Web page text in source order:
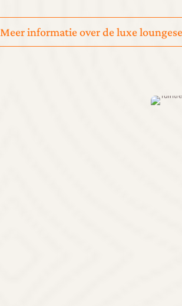
Meer informatie over de luxe